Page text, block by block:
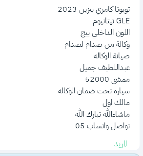
تواصل واتساب 05
المزيد